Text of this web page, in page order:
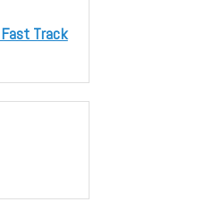
Track